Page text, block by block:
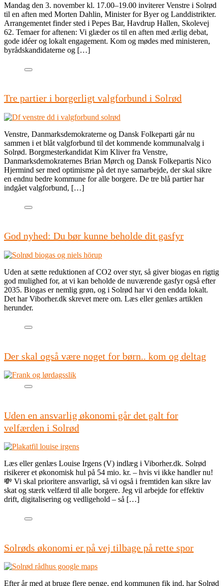
Mandag den 3. november kl. 17.00–19.00 inviterer Venstre i Solrød
til en aften med Morten Dahlin, Minister for Byer og Landdistrikter.
Arrangementet finder sted i Pepes Bar, Havdrup Hallen, Skolevej
62. Temaer for aftenen: Vi glæder os til en aften med ærlig debat,
gode idéer og lokalt engagement. Kom og mødes med ministeren,
byrådskandidaterne og […]
Tre partier i borgerligt valgforbund i Solrød
Venstre, Danmarksdemokraterne og Dansk Folkeparti går nu
sammen i et blåt valgforbund til det kommende kommunalvalg i
Solrød. Borgmesterkandidat Kim Kliver fra Venstre,
Danmarksdemokraternes Brian Mørch og Dansk Folkepartis Nico
Hjermind ser med optimisme på det nye samarbejde, der skal sikre
en endnu bedre kommune for alle borgere. De tre blå partier har
indgået valgforbund, […]
God nyhed: Du bør kunne beholde dit gasfyr
Uden at sætte reduktionen af CO2 over styr, så giver biogas en rigtig
god mulighed for, at vi kan beholde de nuværende gasfyr også efter
2035. Biogas er nemlig grøn, og i Solrød har vi den endda lokalt.
Det har Viborher.dk skrevet mere om. Læs eller genlæs artiklen
herunder.
Der skal også være noget for børn.. kom og deltag
Uden en ansvarlig økonomi går det galt for
velfærden i Solrød
Læs eller genlæs Louise Irgens (V) indlæg i Viborher.dk. Solrød
risikerer et økonomisk hul på 54 mio. kr. – hvis vi ikke handler nu!
💸 Vi skal prioritere ansvarligt, så vi også i fremtiden kan sikre lav
skat og stærk velfærd til alle borgere. Jeg vil arbejde for effektiv
drift, digitalisering og vedligehold – så […]
Solrøds økonomi er på vej tilbage på rette spor
Efter år med at bruge flere penge, end kommunen fik ind, har Solrød